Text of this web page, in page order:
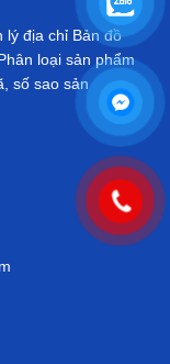
lý địa chỉ Bản đồ
loại sản phẩm
số sao sản